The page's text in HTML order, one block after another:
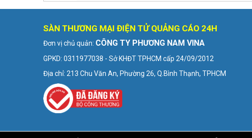
SÀN THƯƠNG MẠI ĐIỆN TỬ QUẢNG CÁO 24H
Đơn vị chủ quản: CÔNG TY PHƯƠNG NAM VINA
GPKD: 0311977038 - Sở KHĐT TPHCM cấp 24/09/2012
Địa chỉ: 213 Chu Văn An, Phường 26, Q.Bình Thạnh, TPHCM